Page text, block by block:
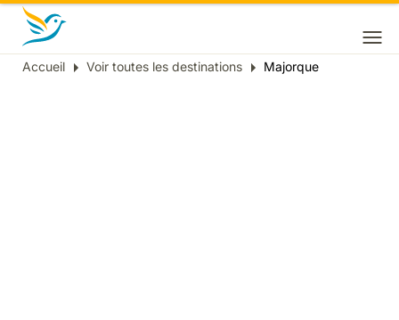
Fil
Accueil Voir toutes les destinations Majorque